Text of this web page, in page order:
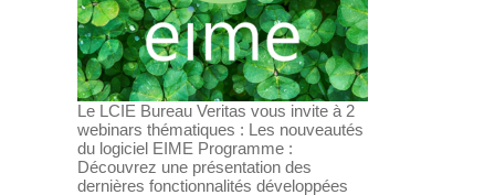
Le LCIE Bureau Veritas vous invite à 2
webinars thématiques : Les nouveautés
du logiciel EIME Programme :
Découvrez une présentation des
dernières fonctionnalités développées